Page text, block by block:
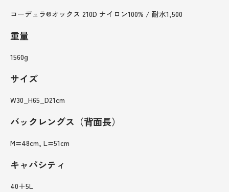
コーデュラ®オックス 210D ナイロン100% / 耐水1,500
重量
1560g
サイズ
W30_H65_D21cm
バックレングス（背面長）
M=48cm, L=51cm
キャパシティ
40＋5L